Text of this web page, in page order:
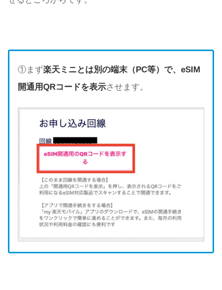
①まず楽天ミニとは別の端末（PC等）で、eSIM
開通用QRコードを表示させます。